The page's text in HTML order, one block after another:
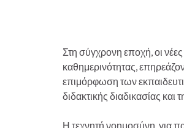
Στη σύγχρονη εποχή, οι
καθημερινότητας,
επιμόρφωση των
διδακτικής διαδικασίας
Η τεχνητή νοημοσύνη, για